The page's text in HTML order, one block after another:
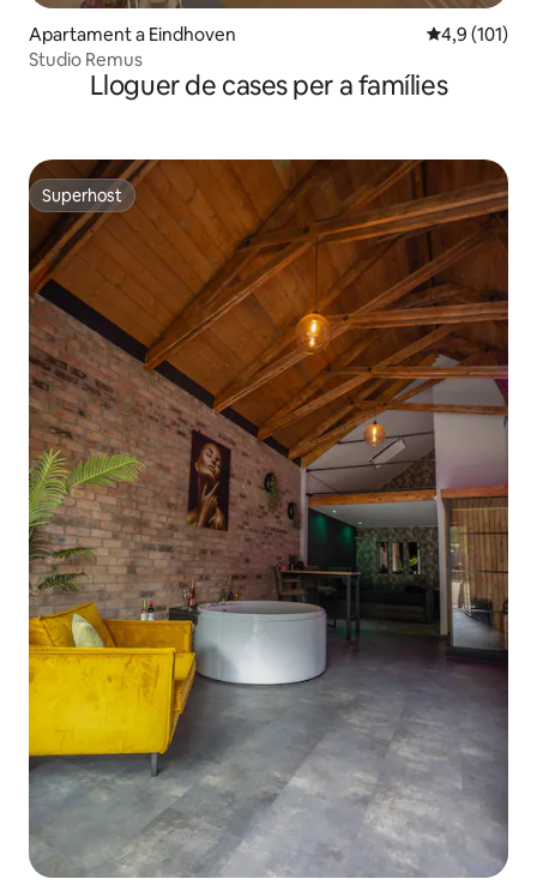
Apartament a Eindhoven 4,9 de
4,9 (101)
Studio Remus
Lloguer de cases per a famílies
Superhost
Superhost